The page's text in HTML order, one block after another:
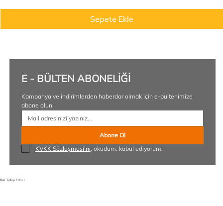
Sepete Ekle
E - BÜLTEN ABONELİĞİ
Kampanya ve indirimlerden haberdar olmak için e-bültenimize
abone olun.
Abone Ol
KVKK Sözleşmesi'ni, okudum, kabul ediyorum.
Bizi Takip Edin !